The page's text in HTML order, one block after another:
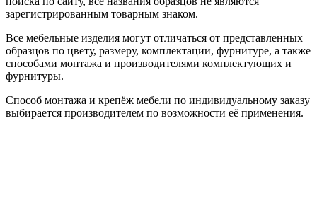
зарегистрированным товарным знаком.
Все мебельные изделия могут отличаться от представленных
образцов по цвету, размеру, комплектации, фурнитуре, а также
способами монтажа и производителями комплектующих и
фурнитуры.
Способ монтажа и крепёж мебели по индивидуальному заказу
выбирается производителем по возможности её применения.